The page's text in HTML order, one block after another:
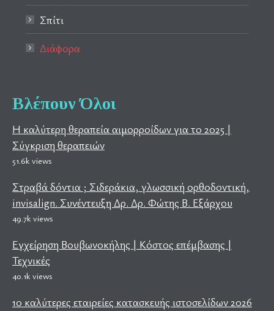
Σπίτι
Διάφορα
Βλέπουν Όλοι
Η καλύτερη θεραπεία αιμορροίδων για το 2025 |
Σύγκριση θεραπειών
51.6k views
Στραβά δόντια ; Σιδεράκια, γλωσσική ορθοδοντική,
invisalign. Συνέντευξη Δρ. Δρ. Φώτης Β. Εξάρχου
49.7k views
Εγχείρηση Βουβωνοκήλης | Κόστος επέμβασης |
Τεχνικές
40.1k views
10 καλύτερες εταιρείες κατασκευής ιστοσελίδων 2026